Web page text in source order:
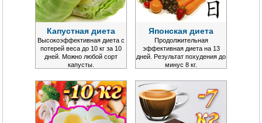
Капустная диета
Высокоэффективная диета с
потерей веса до 10 кг за 10
дней. Можно любой сорт
капусты.
Японская диета
Продолжительная
эффективная диета на 13
дней. Результат похудения до
минус 8 кг.